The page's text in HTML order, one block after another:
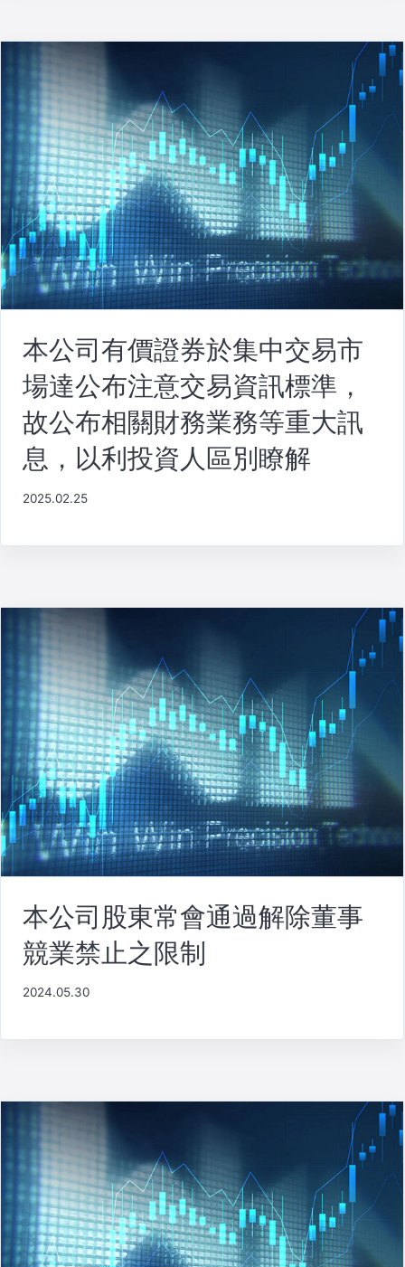
本公司有價證券於集中交易市
場達公布注意交易資訊標準，
故公布相關財務業務等重大訊
息，以利投資人區別瞭解
2025.02.25
本公司股東常會通過解除董事
競業禁止之限制
2024.05.30